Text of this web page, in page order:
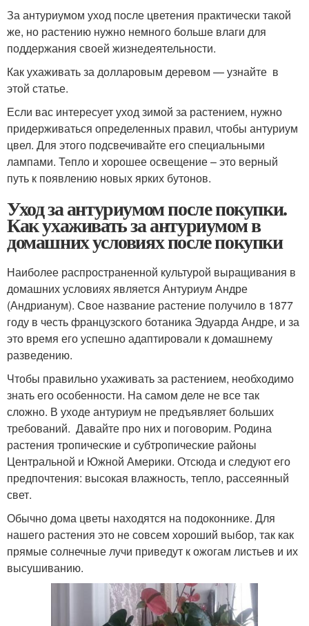
За антуриумом уход после цветения практически такой
же, но растению нужно немного больше влаги для
поддержания своей жизнедеятельности.
Как ухаживать за долларовым деревом — узнайте в
этой статье.
Если вас интересует уход зимой за растением, нужно
придерживаться определенных правил, чтобы антуриум
цвел. Для этого подсвечивайте его специальными
лампами. Тепло и хорошее освещение – это верный
путь к появлению новых ярких бутонов.
Уход за антуриумом после покупки.
Как ухаживать за антуриумом в
домашних условиях после покупки
Наиболее распространенной культурой выращивания в
домашних условиях является Антуриум Андре
(Андрианум). Свое название растение получило в 1877
году в честь французского ботаника Эдуарда Андре, и за
это время его успешно адаптировали к домашнему
разведению.
Чтобы правильно ухаживать за растением, необходимо
знать его особенности. На самом деле не все так
сложно. В уходе антуриум не предъявляет больших
требований. Давайте про них и поговорим. Родина
растения тропические и субтропические районы
Центральной и Южной Америки. Отсюда и следуют его
предпочтения: высокая влажность, тепло, рассеянный
свет.
Обычно дома цветы находятся на подоконнике. Для
нашего растения это не совсем хороший выбор, так как
прямые солнечные лучи приведут к ожогам листьев и их
высушиванию.